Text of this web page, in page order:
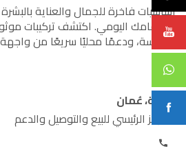
أساسيات فاخرة للجمال والعناية
لاهتمامك اليومي. اكتشف تركيبات
مدروسة، ودعمًا محليًا سريعًا من
صلالة، عُمان
المركز الرئيسي للبيع والتوصيل والدعم